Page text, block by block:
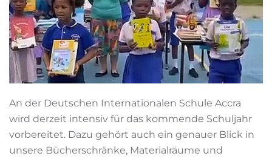
An der Deutschen Internationalen Schule Accra
wird derzeit intensiv für das kommende Schuljahr
vorbereitet. Dazu gehört auch ein genauer Blick in
unsere Bücherschränke, Materialräume und